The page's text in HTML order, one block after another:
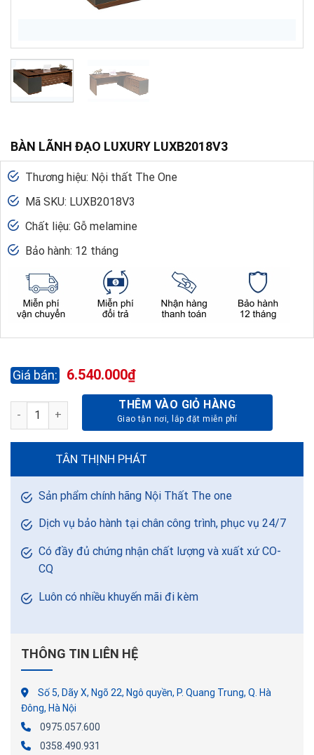
BÀN LÃNH ĐẠO LUXURY LUXB2018V3
Thương hiệu: Nội thất The One
Mã SKU: LUXB2018V3
Chất liệu: Gỗ melamine
Bảo hành: 12 tháng
6.540.000₫
BÀN LÃNH ĐẠO LUXURY LUXB2018V3 số lượng
THÊM VÀO GIỎ HÀNG
TÂN THỊNH PHÁT
Sản phẩm chính hãng Nội Thất The one
Dịch vụ bảo hành tại chân công trình, phục vụ 24/7
Có đầy đủ chứng nhận chất lượng và xuất xứ CO-
CQ
Luôn có nhiều khuyến mãi đi kèm
THÔNG TIN LIÊN HỆ
Số 5, Dãy X, Ngõ 22, Ngô quyền, P. Quang Trung, Q. Hà
Đông, Hà Nội
0975.057.600
0358.490.931